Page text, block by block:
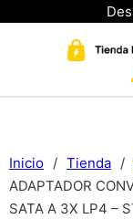
Inicio / Tienda /
ADAPTADOR
SATA A 3X LP4 –